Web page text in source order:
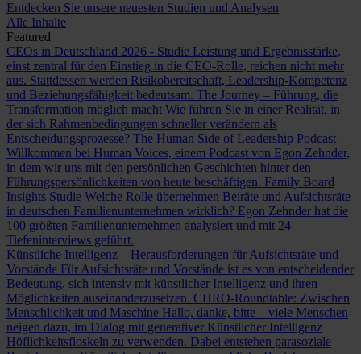
Entdecken Sie unsere neuesten Studien und Analysen
Alle Inhalte
Featured
CEOs in Deutschland 2026 - Studie Leistung und Ergebnisstärke,
einst zentral für den Einstieg in die CEO-Rolle, reichen nicht mehr
aus. Stattdessen werden Risikobereitschaft, Leadership-Kompetenz
und Beziehungsfähigkeit bedeutsam. The Journey – Führung, die
Transformation möglich macht Wie führen Sie in einer Realität, in
der sich Rahmenbedingungen schneller verändern als
Entscheidungsprozesse? The Human Side of Leadership Podcast
Willkommen bei Human Voices, einem Podcast von Egon Zehnder,
in dem wir uns mit den persönlichen Geschichten hinter den
Führungspersönlichkeiten von heute beschäftigen. Family Board
Insights Studie Welche Rolle übernehmen Beiräte und Aufsichtsräte
in deutschen Familienunternehmen wirklich? Egon Zehnder hat die
100 größten Familienunternehmen analysiert und mit 24
Tiefeninterviews geführt.
Künstliche Intelligenz – Herausforderungen für Aufsichtsräte und
Vorstände Für Aufsichtsräte und Vorstände ist es von entscheidender
Bedeutung, sich intensiv mit künstlicher Intelligenz und ihren
Möglichkeiten auseinanderzusetzen. CHRO-Roundtable: Zwischen
Menschlichkeit und Maschine Hallo, danke, bitte – viele Menschen
neigen dazu, im Dialog mit generativer Künstlicher Intelligenz
Höflichkeitsfloskeln zu verwenden. Dabei entstehen parasoziale